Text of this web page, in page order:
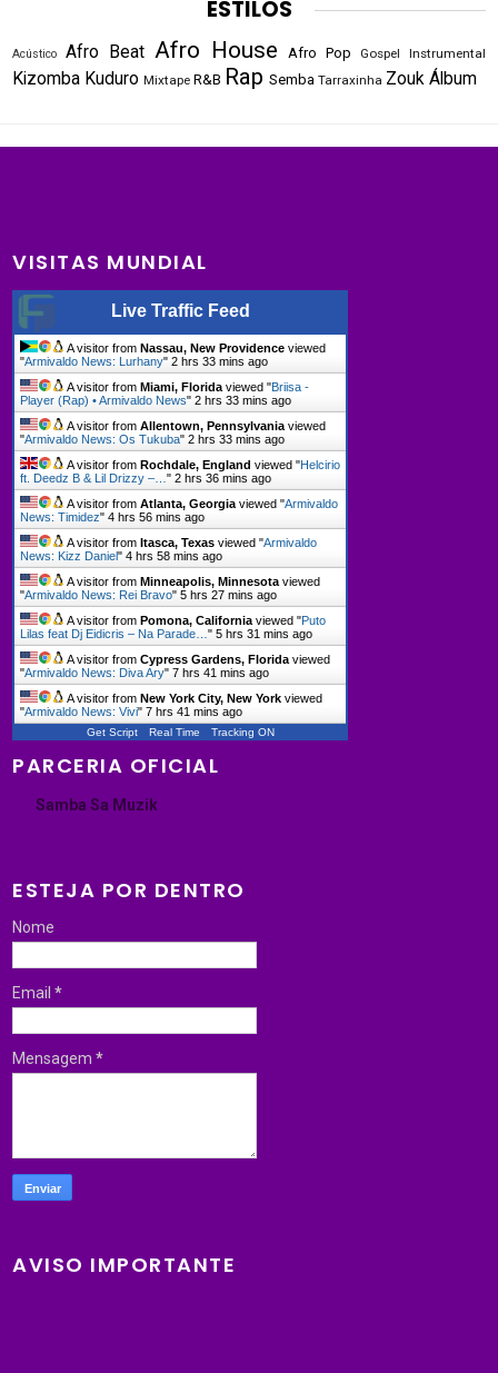
ESTILOS
Acústico Afro Beat Afro House Afro Pop Gospel Instrumental
Kizomba Kuduro Mixtape R&B Rap Semba Tarraxinha Zouk Álbum
VISITAS MUNDIAL
Live Traffic Feed
A visitor fromNassau, New Providence viewed
"Armivaldo News: Lurhany"2 hrs 33 mins ago
A visitor fromMiami, Florida viewed "Briisa -
Player (Rap) • Armivaldo News"2 hrs 33 mins ago
A visitor fromAllentown, Pennsylvania viewed
"Armivaldo News: Os Tukuba"2 hrs 33 mins ago
A visitor fromRochdale, England viewed "Helcirio
ft. Deedz B & Lil Drizzy –…"2 hrs 36 mins ago
A visitor fromAtlanta, Georgia viewed "Armivaldo
News: Timidez"4 hrs 56 mins ago
A visitor fromItasca, Texas viewed "Armivaldo
News: Kizz Daniel"4 hrs 58 mins ago
A visitor fromMinneapolis, Minnesota viewed
"Armivaldo News: Rei Bravo"5 hrs 27 mins ago
A visitor fromPomona, California viewed "Puto
Lilas feat Dj Eidicris – Na Parade…"5 hrs 31 mins ago
A visitor fromCypress Gardens, Florida viewed
"Armivaldo News: Diva Ary"7 hrs 41 mins ago
A visitor fromNew York City, New York viewed
"Armivaldo News: Vivi"7 hrs 41 mins ago
Get Script Real Time Tracking ON
PARCERIA OFICIAL
Samba Sa Muzik
ESTEJA POR DENTRO
Nome
Email*
Mensagem*
AVISO IMPORTANTE